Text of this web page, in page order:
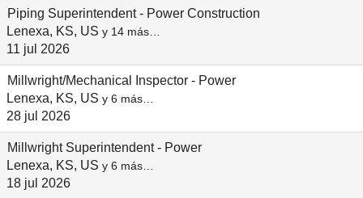
Piping Superintendent - Power Construction
Lenexa, KS, US y 14 más…
11 jul 2026
Millwright/Mechanical Inspector - Power
Lenexa, KS, US y 6 más…
28 jul 2026
Millwright Superintendent - Power
Lenexa, KS, US y 6 más…
18 jul 2026